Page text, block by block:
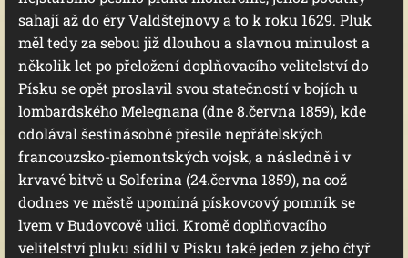
sahají až do éry Valdštejnovy a to k roku 1629. Pluk
měl tedy za sebou již dlouhou a slavnou minulost a
několik let po přeložení doplňovacího velitelství do
Písku se opět proslavil svou statečností v bojích u
lombardského Melegnana (dne 8.června 1859), kde
odolával šestinásobné přesile nepřátelských
francouzsko-piemontských vojsk, a následně i v
krvavé bitvě u Solferina (24.června 1859), na což
dodnes ve městě upomíná pískovcový pomník se
lvem v Budovcově ulici. Kromě doplňovacího
velitelství pluku sídlil v Písku také jeden z jeho čtyř